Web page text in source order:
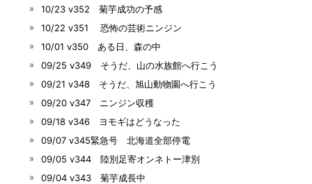
10/23 v352 菊芋成功の予感
10/22 v351 恐怖の芸術ニンジン
10/01 v350 ある日、森の中
09/25 v349 そうだ、山の水族館へ行こう
09/21 v348 そうだ、旭山動物園へ行こう
09/20 v347 ニンジン収穫
09/18 v346 ヨモギはどうなった
09/07 v345緊急号 北海道全部停電
09/05 v344 陸別足寄オンネトー津別
09/04 v343 菊芋成長中